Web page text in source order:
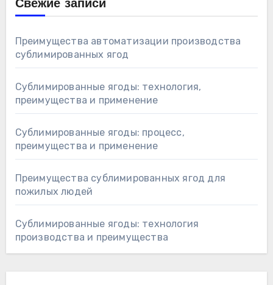
Свежие записи
Преимущества автоматизации производства
сублимированных ягод
Сублимированные ягоды: технология,
преимущества и применение
Сублимированные ягоды: процесс,
преимущества и применение
Преимущества сублимированных ягод для
пожилых людей
Сублимированные ягоды: технология
производства и преимущества